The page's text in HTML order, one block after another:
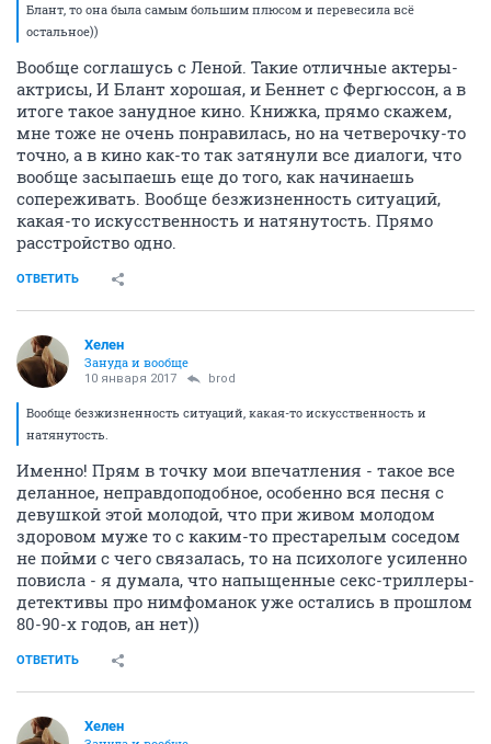
Блант, то она была самым большим плюсом и перевесила всё
остальное))
Вообще соглашусь с Леной. Такие отличные актеры-
актрисы, И Блант хорошая, и Беннет с Фергюссон, а в
итоге такое занудное кино. Книжка, прямо скажем,
мне тоже не очень понравилась, но на четверочку-то
точно, а в кино как-то так затянули все диалоги, что
вообще засыпаешь еще до того, как начинаешь
сопереживать. Вообще безжизненность ситуаций,
какая-то искусственность и натянутость. Прямо
расстройство одно.
ОТВЕТИТЬ
Хелен
Зануда и вообще
10 января 2017 brod
Вообще безжизненность ситуаций, какая-то искусственность и
натянутость.
Именно! Прям в точку мои впечатления - такое все
деланное, неправдоподобное, особенно вся песня с
девушкой этой молодой, что при живом молодом
здоровом муже то с каким-то престарелым соседом
не пойми с чего связалась, то на психологе усиленно
повисла - я думала, что напыщенные секс-триллеры-
детективы про нимфоманок уже остались в прошлом
80-90-х годов, ан нет))
ОТВЕТИТЬ
Хелен